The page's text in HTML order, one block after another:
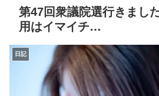
第47回衆議院選行きまし
用はイマイチ…
日記